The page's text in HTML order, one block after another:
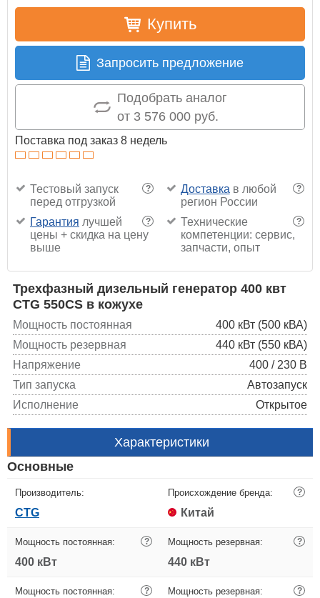
Купить
Запросить предложение
Подобрать аналог
от 3 576 000 руб.
Поставка под заказ 8 недель
?
Тестовый запуск
перед отгрузкой
?
Доставка в любой
регион России
?
Гарантия лучшей
цены + скидка на цену
выше
?
Технические
компетенции: сервис,
запчасти, опыт
Трехфазный дизельный генератор 400 квт
CTG 550CS в кожухе
Мощность постоянная
400 кВт (500 кВА)
Мощность резервная
440 кВт (550 кВА)
Напряжение
400 / 230 В
Тип запуска
Автозапуск
Исполнение
Открытое
Характеристики
Основные
Производитель:
CTG
Происхождение бренда: ?
Китай
Мощность постоянная: ?
400 кВт
Мощность резервная: ?
440 кВт
Мощность постоянная: ? Мощность резервная: ?